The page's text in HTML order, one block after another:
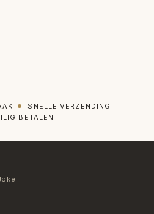
SNELLE VERZENDING
BETALEN